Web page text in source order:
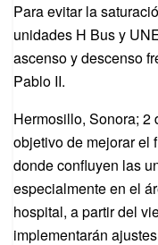
Para evitar la
unidades H Bus y
ascenso y descenso
Pablo II.
Hermosillo, Sonora; 2
objetivo de mejorar el
donde confluyen las
especialmente en el
hospital, a partir del
implementarán